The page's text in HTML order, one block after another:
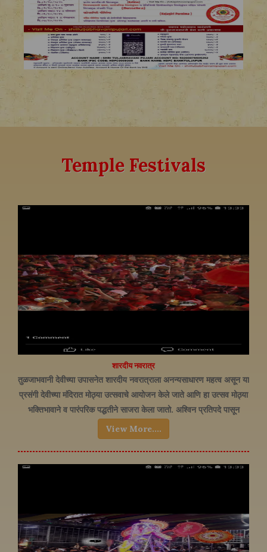
Temple Festivals
शारदीय नवरात्र
तुळजाभवानी देवीच्या उपासनेत शारदीय नवरात्राला अनन्यसाधारण महत्व असून या
प्रसंगी देवीच्या मंदिरात मोठ्या उत्सवाचे आयोजन केले जाते आणि हा उत्सव मोठ्या
भक्तिभावाने व पारंपरिक पद्धतीने साजरा केला जातो. अश्विन प्रतिपदे पासून
(सप्टेंबर-ऑक्टोबर) या शारदीय उत्सवास सुरुवात होते. त्यामागील पौराणिक
कथेनुसार महिषासुर दैत्याबरोबर नऊ दिवस चाललेल्या घनघोर युद्धानंतर दमल्याने
देवी निद्रा घेण्यासाठी मंचकी जाते. नवरात्र संपताच दहाव्या दिवशी विजयादशमीला
भारतीय संस्कृतीतला मोठा सण दसरा असतो.
View More....